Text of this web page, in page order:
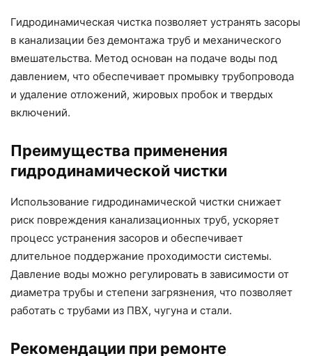
Гидродинамическая чистка позволяет устранять засоры
в канализации без демонтажа труб и механического
вмешательства. Метод основан на подаче воды под
давлением, что обеспечивает промывку трубопровода
и удаление отложений, жировых пробок и твердых
включений.
Преимущества применения
гидродинамической чистки
Использование гидродинамической чистки снижает
риск повреждения канализационных труб, ускоряет
процесс устранения засоров и обеспечивает
длительное поддержание проходимости системы.
Давление воды можно регулировать в зависимости от
диаметра трубы и степени загрязнения, что позволяет
работать с трубами из ПВХ, чугуна и стали.
Рекомендации при ремонте